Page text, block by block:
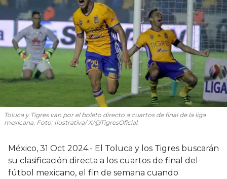
Toluca y Tigres van por el boleto directo a cuartos de final de la liga
mexicana. Foto: Ilustrativa/ X/@TigresOficial.
México, 31 Oct 2024.- El Toluca y los Tigres buscarán
su clasificación directa a los cuartos de final del
fútbol mexicano, el fin de semana cuando